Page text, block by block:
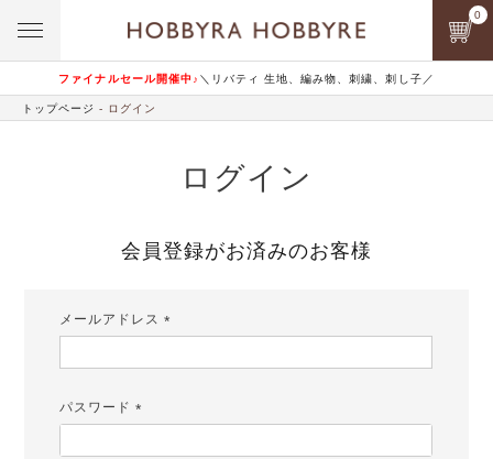
ファイナルセール開催中♪ ＼リバティ 生地、編み物、刺繍、刺し子／
0
トップページ ログイン
ログイン
会員登録がお済みのお客様
メールアドレス
パスワード